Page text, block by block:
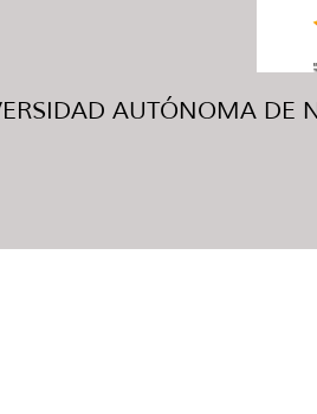
AUTÓNOMA DE